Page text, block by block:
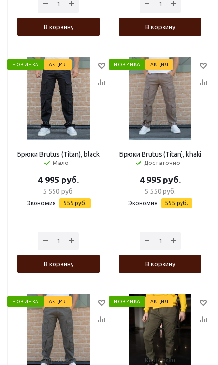
В корзину В корзину
НОВИНКА АКЦИЯ
Брюки Brutus (Titan), black
Мало
4 995 руб.
5 550руб.
Экономия 555 руб.
В корзину
НОВИНКА АКЦИЯ
Брюки Brutus (Titan), khaki
Достаточно
4 995 руб.
5 550руб.
Экономия 555 руб.
В корзину
НОВИНКА АКЦИЯ НОВИНКА АКЦИЯ